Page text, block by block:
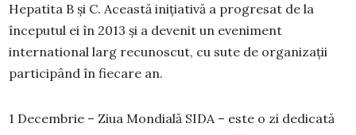
Hepatita B și C. Această inițiativă a progresat de la
începutul ei în 2013 și a devenit un eveniment
international larg recunoscut, cu sute de organizații
participând în fiecare an.
1 Decembrie – Ziua Mondială SIDA – este o zi dedicată